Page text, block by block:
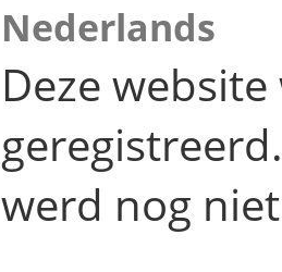
Nederlands
Deze
werd nog